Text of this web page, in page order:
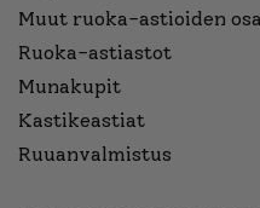
Muut ruoka-astioiden
Ruoka-astiastot
Munakupit
Kastikeastiat
Ruuanvalmistus